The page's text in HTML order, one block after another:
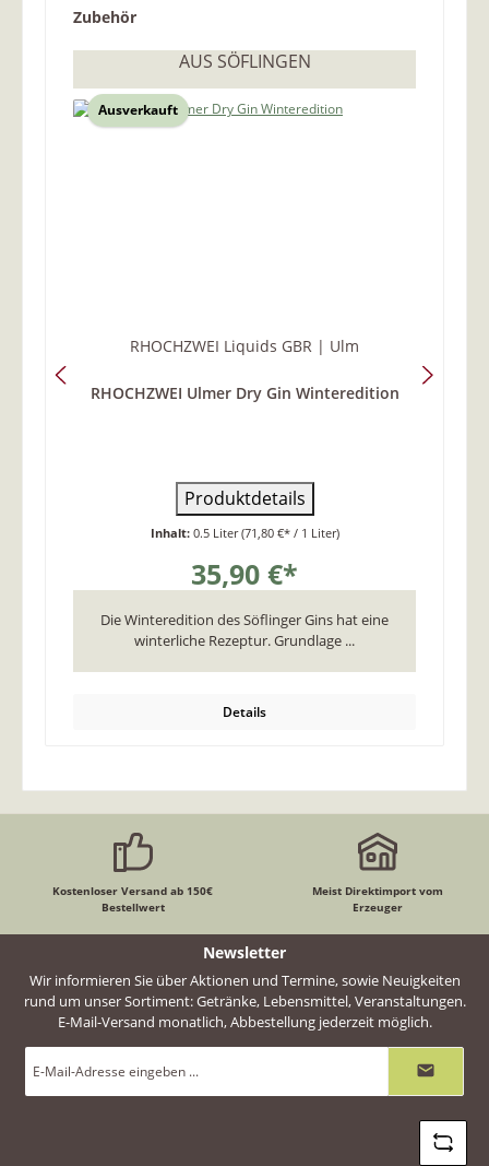
Produktgalerie überspringen
Zubehör
Ausverkauft
AUS SÖFLINGEN
RHOCHZWEI Liquids GBR | Ulm
RHOCHZWEI Ulmer Dry Gin Winteredition
Produktdetails
Inhalt: 0.5 Liter(71,80 €* / 1 Liter)
35,90 €*
Die Winteredition des Söflinger Gins hat eine
winterliche Rezeptur. Grundlage ...
Details
Kostenloser Versand ab 150€
Bestellwert
Meist Direktimport vom
Erzeuger
Newsletter
Wir informieren Sie über Aktionen und Termine, sowie Neuigkeiten
rund um unser Sortiment: Getränke, Lebensmittel, Veranstaltungen.
E-Mail-Versand monatlich, Abbestellung jederzeit möglich.
Mail-
*